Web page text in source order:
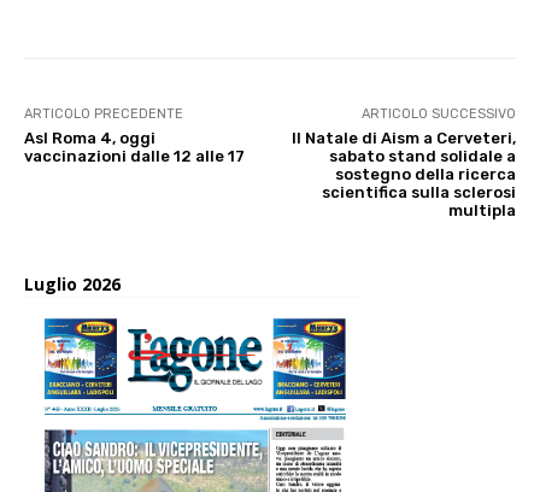
ARTICOLO PRECEDENTE
Asl Roma 4, oggi
vaccinazioni dalle 12 alle 17
ARTICOLO SUCCESSIVO
Il Natale di Aism a Cerveteri,
sabato stand solidale a
sostegno della ricerca
scientifica sulla sclerosi
multipla
Luglio 2026